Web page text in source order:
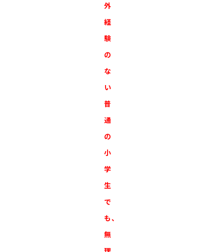
外
経
験
の
な
い
普
通
の
小
学
生
で
も、
無